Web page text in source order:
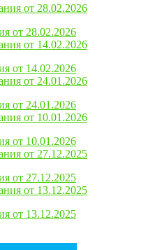
от 28.02.2026
от 14.02.2026
от 24.01.2026
от 10.01.2026
от 27.12.2025
от 13.12.2025